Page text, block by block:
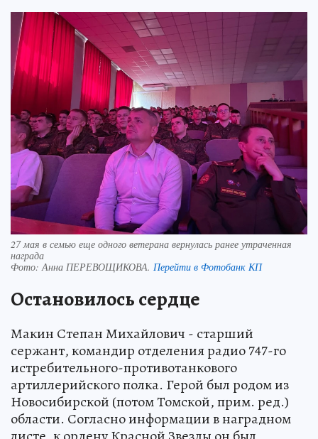
27 мая в семью еще одного ветерана вернулась ранее утраченная
награда
Фото: Анна ПЕРЕВОЩИКОВА. Перейти в Фотобанк КП
Остановилось сердце
Макин Степан Михайлович - старший
сержант, командир отделения радио 747-го
истребительного-противотанкового
артиллерийского полка. Герой был родом из
Новосибирской (потом Томской, прим. ред.)
области. Согласно информации в наградном